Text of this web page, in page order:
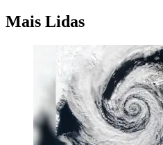
Mais Lidas